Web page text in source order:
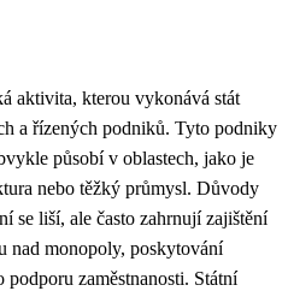
aktivita, kterou vykonává stát
a řízených podniků. Tyto podniky
působí v oblastech, jako je
nebo těžký průmysl. Důvody
se liší, ale často zahrnují zajištění
nad monopoly, poskytování
podporu zaměstnanosti. Státní